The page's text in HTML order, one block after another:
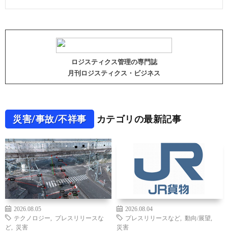
ロジスティクス管理の専門誌
月刊ロジスティクス・ビジネス
災害/事故/不祥事 カテゴリの最新記事
2026.08.05
テクノロジー
プレスリリースな
ど
災害
2026.08.04
プレスリリースなど
動向/展望
災害